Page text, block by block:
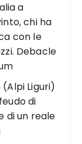
a
chi ha
con le
Debacle
Liguri)
di
di un reale